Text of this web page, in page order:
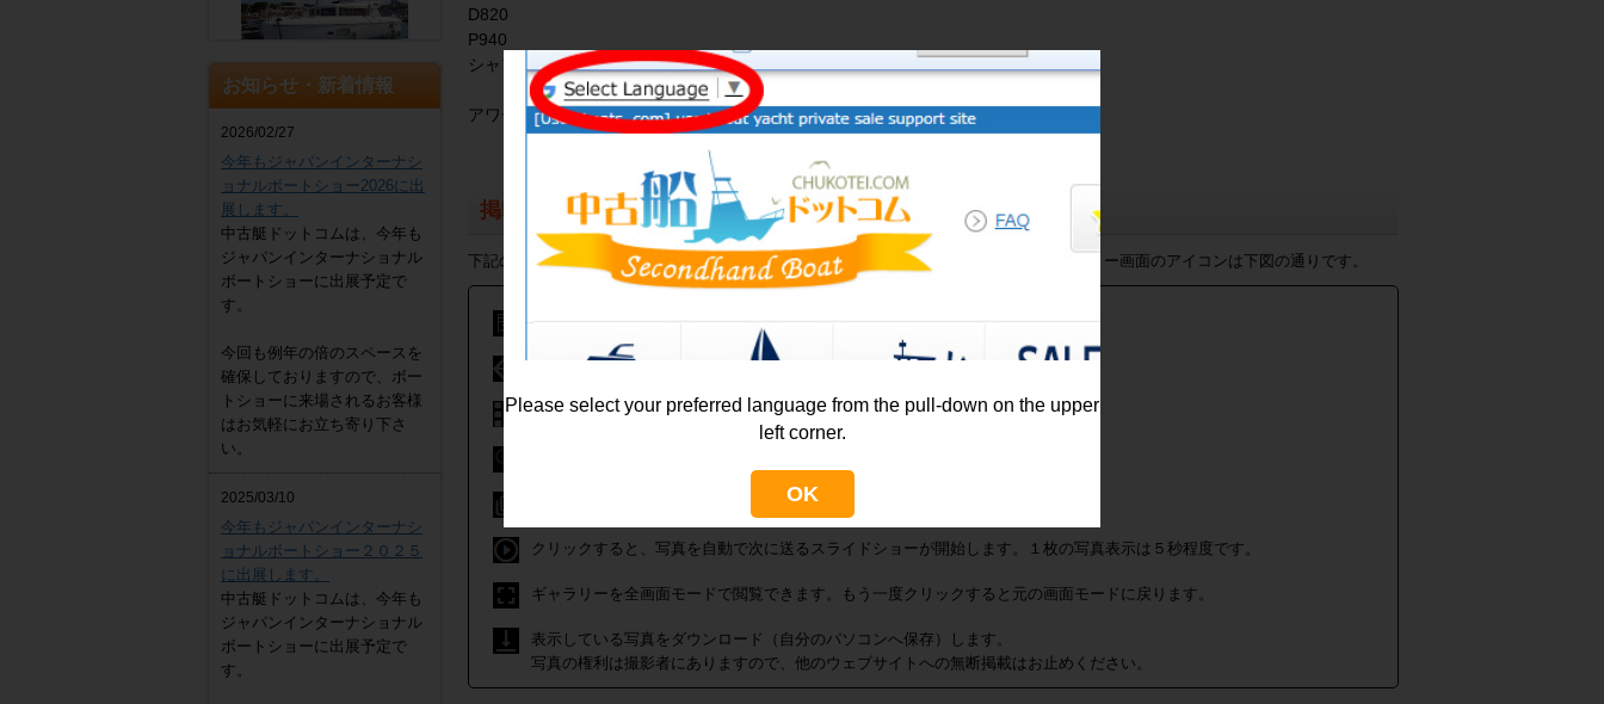
商談中
ヤンマー DE30EZ
お知らせ・新着情報
2026/02/27
今年もジャパンインターナシ
ョナルボートショー2026に出
展します。
中古艇ドットコムは、今年も
ジャパンインターナショナル
ボートショーに出展予定で
す。
今回も例年の倍のスペースを
確保しておりますので、ボー
トショーに来場されるお客様
はお気軽にお立ち寄り下さ
い。
2025/03/10
今年もジャパンインターナシ
ョナルボートショー２０２５
に出展します。
中古艇ドットコムは、今年も
ジャパンインターナショナル
ボートショーに出展予定で
す。
D820
P940
シャフト径約65㎜（写真参照）
アワーメーターは中古のため正確な時間はわかりません。
掲載艇写真
下記の写真いずれかをクリックすると、大きなギャラリー画面でご確認頂けます。ギャラリー画面のアイコンは下図の通りです。
上記ボタン、又は余白の黒背景(どこでも可)をクリックで元の画面に戻れます。
左右の矢印クリックで次の写真へスライドします。
下に並んでいるサムネイル（小さい写真）を消したい場合
写真を拡大しすぎた場合に、元の写真の倍率（等倍）に戻します。
クリックすると、写真を自動で次に送るスライドショーが開始します。１枚の写真表示は５秒程度です。
ギャラリーを全画面モードで閲覧できます。もう一度クリックすると元の画面モードに戻ります。
表示している写真をダウンロード（自分のパソコンへ保存）します。
写真の権利は撮影者にありますので、他のウェブサイトへの無断掲載はお止めください。
Please select your preferred language from the pull-down on the upper
left corner.
OK